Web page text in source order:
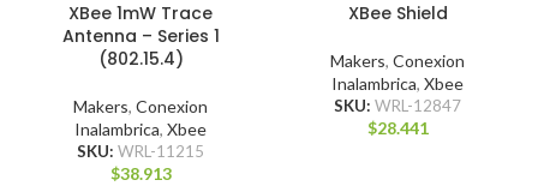
XBee 1mW Trace
Antenna – Series 1
(802.15.4)
Makers, Conexion
Inalambrica, Xbee
SKU: WRL-11215
$38.913
XBee Shield
Makers, Conexion
Inalambrica, Xbee
SKU: WRL-12847
$28.441